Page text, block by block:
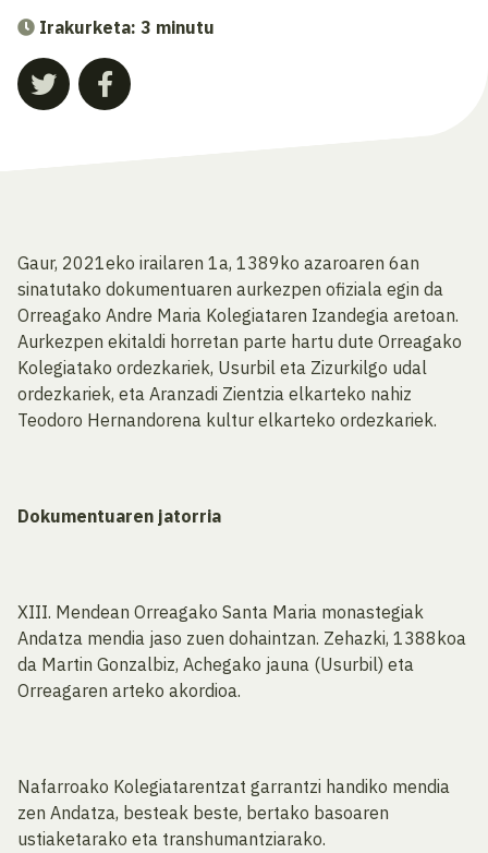
Irakurketa: 3 minutu
Gaur, 2021eko irailaren 1a, 1389ko azaroaren 6an
sinatutako dokumentuaren aurkezpen ofiziala egin da
Orreagako Andre Maria Kolegiataren Izandegia aretoan.
Aurkezpen ekitaldi horretan parte hartu dute Orreagako
Kolegiatako ordezkariek, Usurbil eta Zizurkilgo udal
ordezkariek, eta Aranzadi Zientzia elkarteko nahiz
Teodoro Hernandorena kultur elkarteko ordezkariek.
Dokumentuaren jatorria
XIII. Mendean Orreagako Santa Maria monastegiak
Andatza mendia jaso zuen dohaintzan. Zehazki, 1388koa
da Martin Gonzalbiz, Achegako jauna (Usurbil) eta
Orreagaren arteko akordioa.
Nafarroako Kolegiatarentzat garrantzi handiko mendia
zen Andatza, besteak beste, bertako basoaren
ustiaketarako eta transhumantziarako.